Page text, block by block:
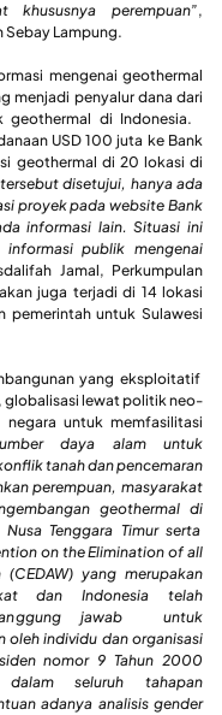
khususnya perempuan”,
Sebay Lampung.
mengenai geothermal
menjadi penyalur dana dari
geothermal di Indonesia.
USD 100 juta ke Bank
geothermal di 20 lokasi di
disetujui, hanya ada
proyek pada website Bank
informasi lain. Situasi ini
publik mengenai
Jamal, Perkumpulan
juga terjadi di 14 lokasi
untuk Sulawesi
yang eksploitatif
globalisasi lewat politik neo-
untuk memfasilitasi
daya alam untuk
tanah dan pencemaran
perempuan, masyarakat
geothermal di
Tenggara Timur serta
on the Elimination of all
yang merupakan
dan Indonesia telah
jawab untuk
oleh individu dan organisasi
nomor 9 Tahun 2000
dalam seluruh tahapan
adanya analisis gender